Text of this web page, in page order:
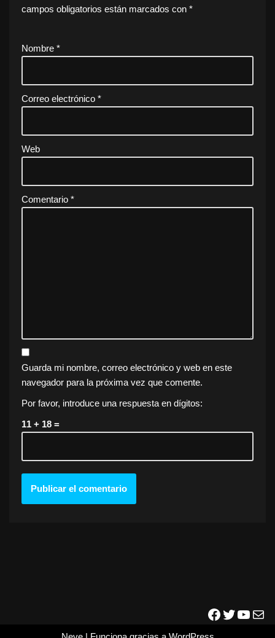
campos obligatorios están marcados con *
Nombre *
Correo electrónico *
Web
Comentario *
Guarda mi nombre, correo electrónico y web en este
navegador para la próxima vez que comente.
Por favor, introduce una respuesta en dígitos:
11 + 18 =